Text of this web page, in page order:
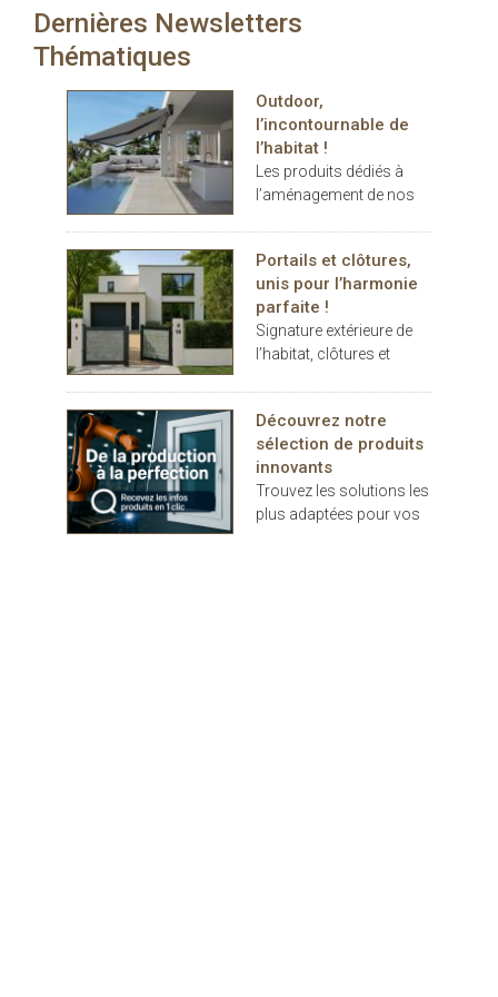
carport… les espaces
prolongements de
l’habitat. Dans ce
contexte, THERMOTOP®
s’impose comme un
partenaire clé pour
concevoir des espaces
de vie confortables,
esthétiques et durables,
dedans comme dehors.
Dernières Newsletters
Thématiques
Outdoor,
l’incontournable de
l’habitat !
Les produits dédiés à
l’aménagement de nos
des dernières années
comme des éléments
indispensables au
confort.
Portails et clôtures,
unis pour l’harmonie
parfaite !
Signature extérieure de
l’habitat, clôtures et
décoratifs, rivalisent
d’inspiration
Découvrez notre
sélection de produits
innovants
Trouvez les solutions les
plus adaptées pour vos